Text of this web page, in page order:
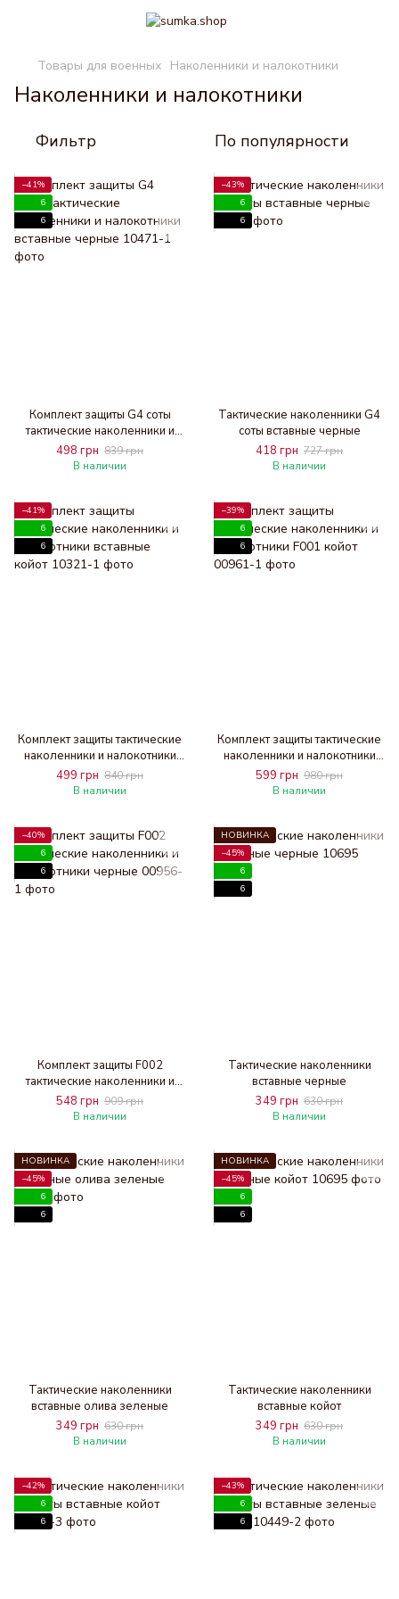
Товары для военных Наколенники и налокотники
Наколенники и налокотники
Фильтр По популярности
−41%
6
6
Комплект защиты G4 соты
тактические наколенники и
налокотники вставные черные
498 грн 839 грн
В наличии
−43%
6
6
Тактические наколенники G4
соты вставные черные
418 грн 727 грн
В наличии
−41%
6
6
Комплект защиты тактические
наколенники и налокотники
вставные койот
499 грн 840 грн
В наличии
−39%
6
6
Комплект защиты тактические
наколенники и налокотники
F001 койот
599 грн 980 грн
В наличии
−40%
6
6
Комплект защиты F002
тактические наколенники и
налокотники черные
548 грн 909 грн
В наличии
НОВИНКА
−45%
6
6
Тактические наколенники
вставные черные
349 грн 630 грн
В наличии
НОВИНКА
−45%
6
6
Тактические наколенники
вставные олива зеленые
349 грн 630 грн
В наличии
НОВИНКА
−45%
6
6
Тактические наколенники
вставные койот
349 грн 630 грн
В наличии
−42%
6
6
−43%
6
6